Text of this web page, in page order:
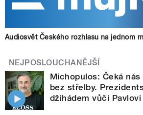
Audiosvět Českého rozhlasu na jednom
NEJPOSLOUCHANĚJŠÍ
Michopulos: Čeká
bez střelby.
džihádem vůči Pavlovi